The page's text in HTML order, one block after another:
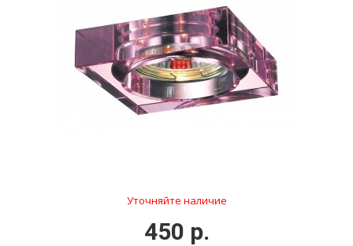
Уточняйте наличие
450 р.